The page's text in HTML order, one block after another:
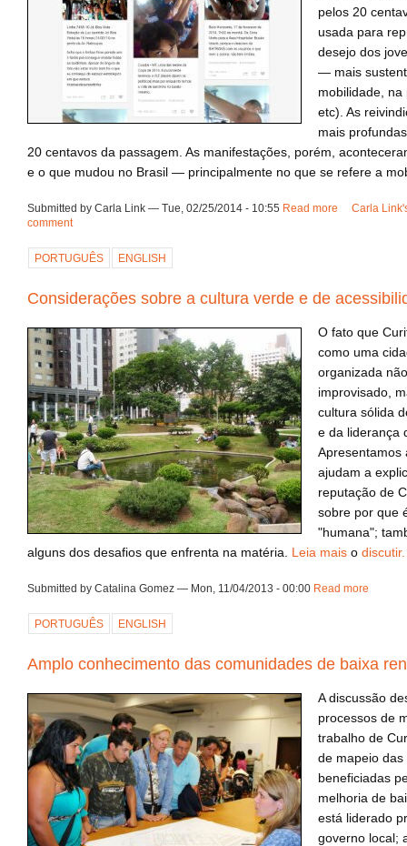
pelos 20
usada para
desejo dos
— mais
mobilidade,
etc). As
mais
20 centavos da passagem. As manifestações, porém,
e o que mudou no Brasil — principalmente no que se refere a
Submitted by Carla Link — Tue, 02/25/2014 - 10:55 Read more about É
Carla
comment
PORTUGUÊS ENGLISH
Considerações sobre a cultura verde e de
O fato que
como uma
organizada
improvisado,
cultura sólida
e da liderança
Apresentamos
ajudam a
reputação de
sobre por que
"humana";
alguns dos desafios que enfrenta na matéria. Leia mais o discutir.
Submitted by Catalina Gomez — Mon, 11/04/2013 - 00:00 Read more
PORTUGUÊS ENGLISH
Amplo conhecimento das comunidades de baixa
A discussão
processos de
trabalho de
de mapeio
beneficiadas
melhoria de
está liderado
governo local;